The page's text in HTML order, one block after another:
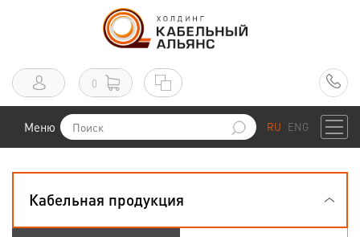
0
Меню RU ENG
Кабельная продукция